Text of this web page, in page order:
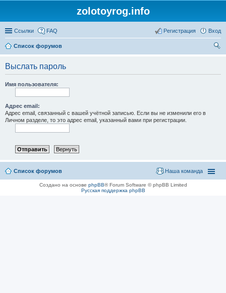
zolotoyrog.info
Ссылки FAQ Вход
Регистрация
Список форумов
Выслать пароль
Имя пользователя:
Адрес email:
Адрес email, связанный с вашей учётной записью. Если вы не изменили его в
Личном разделе, то это адрес email, указанный вами при регистрации.
Список форумов Наша команда
Создано на основе phpBB® Forum Software © phpBB Limited
Русская поддержка phpBB